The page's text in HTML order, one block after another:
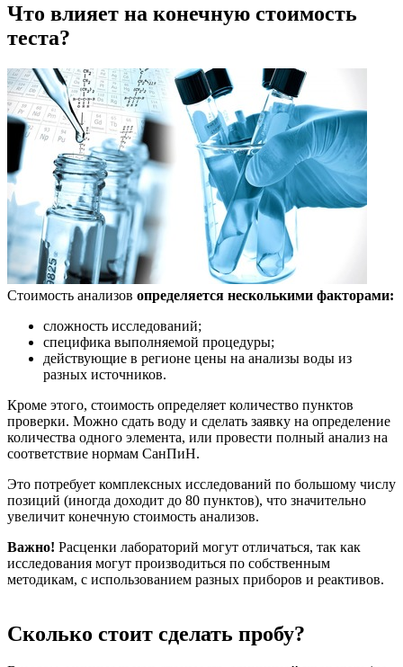
Что влияет на конечную стоимость
теста?
Стоимость анализов определяется несколькими факторами:
сложность исследований;
специфика выполняемой процедуры;
действующие в регионе цены на анализы воды из
разных источников.
Кроме этого, стоимость определяет количество пунктов
проверки. Можно сдать воду и сделать заявку на определение
количества одного элемента, или провести полный анализ на
соответствие нормам СанПиН.
Это потребует комплексных исследований по большому числу
позиций (иногда доходит до 80 пунктов), что значительно
увеличит конечную стоимость анализов.
Важно! Расценки лабораторий могут отличаться, так как
исследования могут производиться по собственным
методикам, с использованием разных приборов и реактивов.
Сколько стоит сделать пробу?